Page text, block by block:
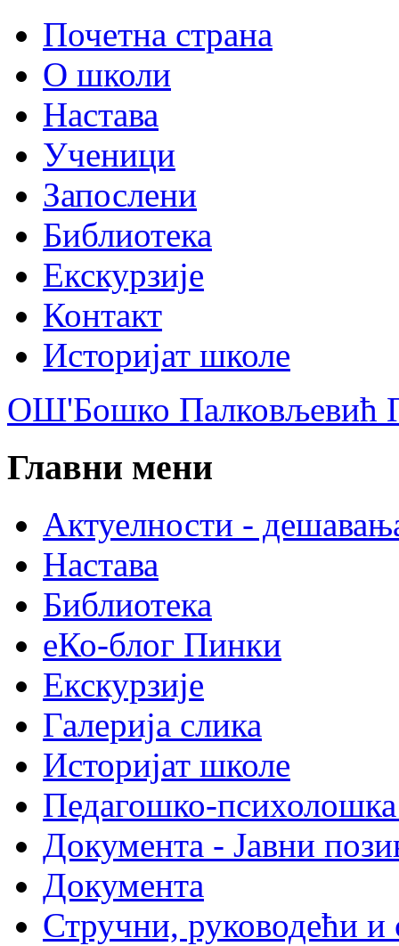
Почетна страна
О школи
Настава
Ученици
Запослени
Библиотека
Екскурзије
Контакт
Историјат школе
ОШ'Бошко Палковљевић
Главни мени
Актуелности -
Настава
Библиотека
еКо-блог Пинки
Екскурзије
Галерија слика
Историјат школе
Педагошко-психолошка
Документа - Јавни
Документа
Стручни, руководећи и